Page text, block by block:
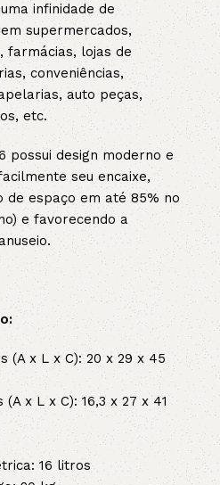
infinidade de
supermercados,
farmácias, lojas de
conveniências,
auto peças,
etc.
possui design moderno e
seu encaixe,
de espaço em até 85% no
e favorecendo a
(A x L x C): 20 x 29 x 45
x L x C): 16,3 x 27 x 41
16 litros